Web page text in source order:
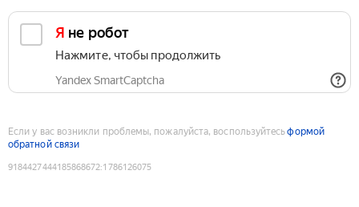
Я не робот
Нажмите, чтобы продолжить
Yandex SmartCaptcha
Если у вас возникли проблемы, пожалуйста, воспользуйтесьформой
обратной связи
9184427444185868672:1786126075